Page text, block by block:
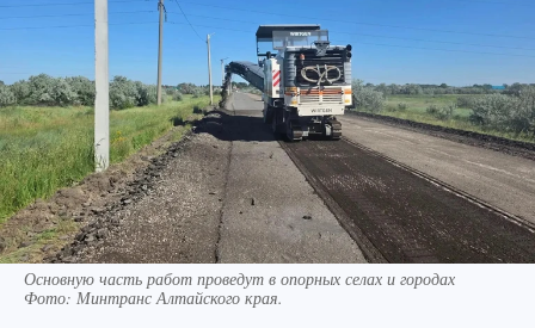
Основную часть работ проведут в опорных селах и городах
Фото: Минтранс Алтайского края.